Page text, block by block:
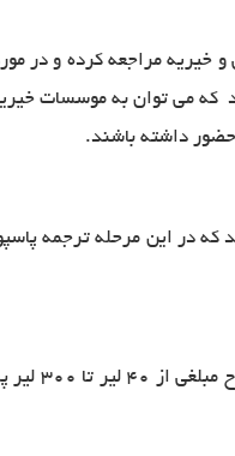
خیریه مراجعه کرده و در
می توان به موسسات خیریه
حضور داشته باشند.
که در این مرحله ترجمه
پس از